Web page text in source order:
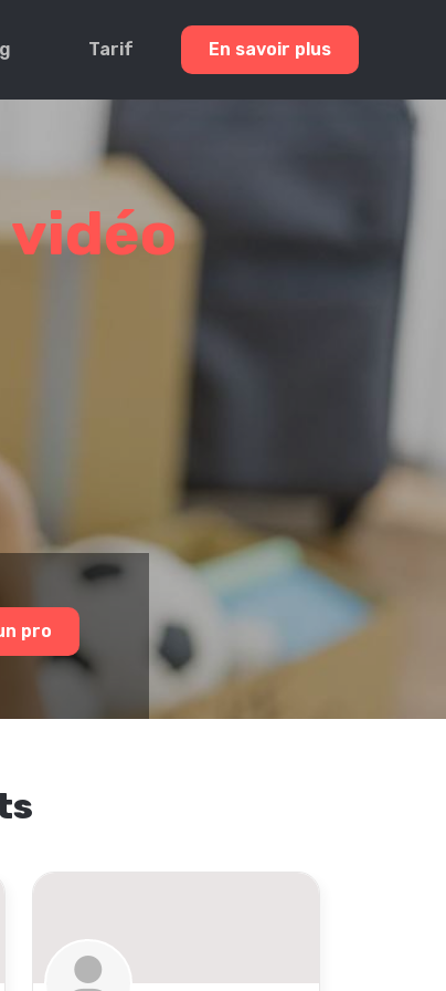
Tarif En savoir plus
vidéo
pro